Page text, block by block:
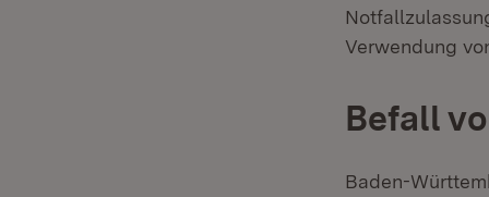
Verwendung
Befall
Baden-